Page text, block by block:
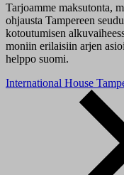
Tarjoamme maksutonta,
ohjausta Tampereen
kotoutumisen
moniin erilaisiin arjen
helppo suomi.
International House